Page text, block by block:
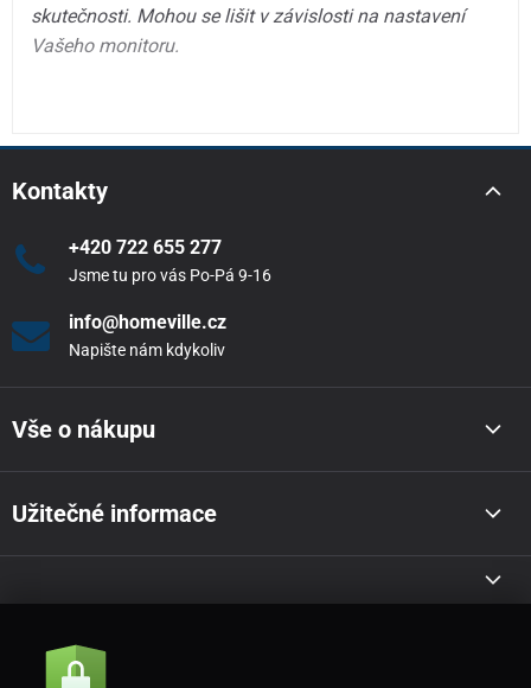
skutečnosti. Mohou se lišit v závislosti na nastavení
Vašeho monitoru.
Kontakty
+420 722 655 277
Jsme tu pro vás Po-Pá 9-16
info@homeville.cz
Napište nám kdykoliv
Vše o nákupu
Užitečné informace
Akce a novinky e-mailem